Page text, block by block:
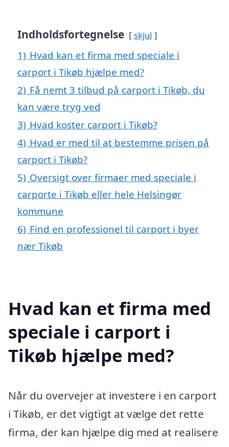
Indholdsfortegnelse skjul
1) Hvad kan et firma med speciale i
carport i Tikøb hjælpe med?
2) Få nemt 3 tilbud på carport i Tikøb, du
kan være tryg ved
3) Hvad koster carport i Tikøb?
4) Hvad er med til at bestemme prisen på
carport i Tikøb?
5) Oversigt over firmaer med speciale i
carporte i Tikøb eller hele Helsingør
kommune
6) Find en professionel til carport i byer
nær Tikøb
Hvad kan et firma med
speciale i carport i
Tikøb hjælpe med?
Når du overvejer at investere i en carport
i Tikøb, er det vigtigt at vælge det rette
firma, der kan hjælpe dig med at realisere